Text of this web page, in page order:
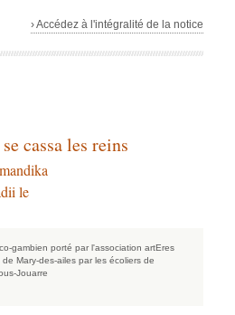
› Accédez à l'intégralité de la notice
cassa les reins
le
gambien porté par l'association artEres
Mary-des-ailes par les écoliers de
Jouarre